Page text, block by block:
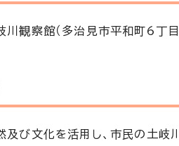
川観察館（多治見市平和町6丁
及び文化を活用し、市民の土岐